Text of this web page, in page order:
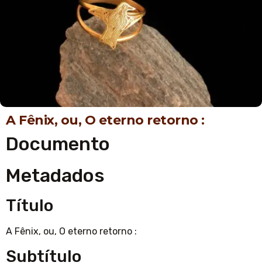
A Fênix, ou, O eterno retorno :
Documento
Metadados
Título
A Fênix, ou, O eterno retorno :
Subtítulo